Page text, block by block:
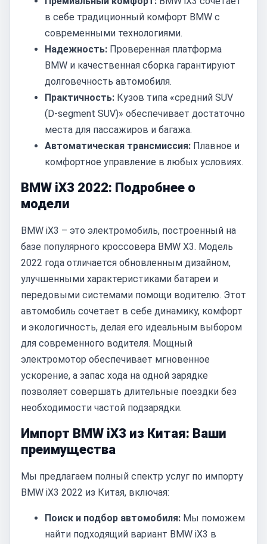
в себе традиционный комфорт BMW с
современными технологиями.
Надежность: Проверенная платформа
BMW и качественная сборка гарантируют
долговечность автомобиля.
Практичность: Кузов типа «средний SUV
(D-segment SUV)» обеспечивает достаточно
места для пассажиров и багажа.
Автоматическая трансмиссия: Плавное и
комфортное управление в любых условиях.
BMW iX3 2022: Подробнее о
модели
BMW iX3 – это электромобиль, построенный на
базе популярного кроссовера BMW X3. Модель
2022 года отличается обновленным дизайном,
улучшенными характеристиками батареи и
передовыми системами помощи водителю. Этот
автомобиль сочетает в себе динамику, комфорт
и экологичность, делая его идеальным выбором
для современного водителя. Мощный
электромотор обеспечивает мгновенное
ускорение, а запас хода на одной зарядке
позволяет совершать длительные поездки без
необходимости частой подзарядки.
Импорт BMW iX3 из Китая: Ваши
преимущества
Мы предлагаем полный спектр услуг по импорту
BMW iX3 2022 из Китая, включая:
Поиск и подбор автомобиля: Мы поможем
найти подходящий вариант BMW iX3 в